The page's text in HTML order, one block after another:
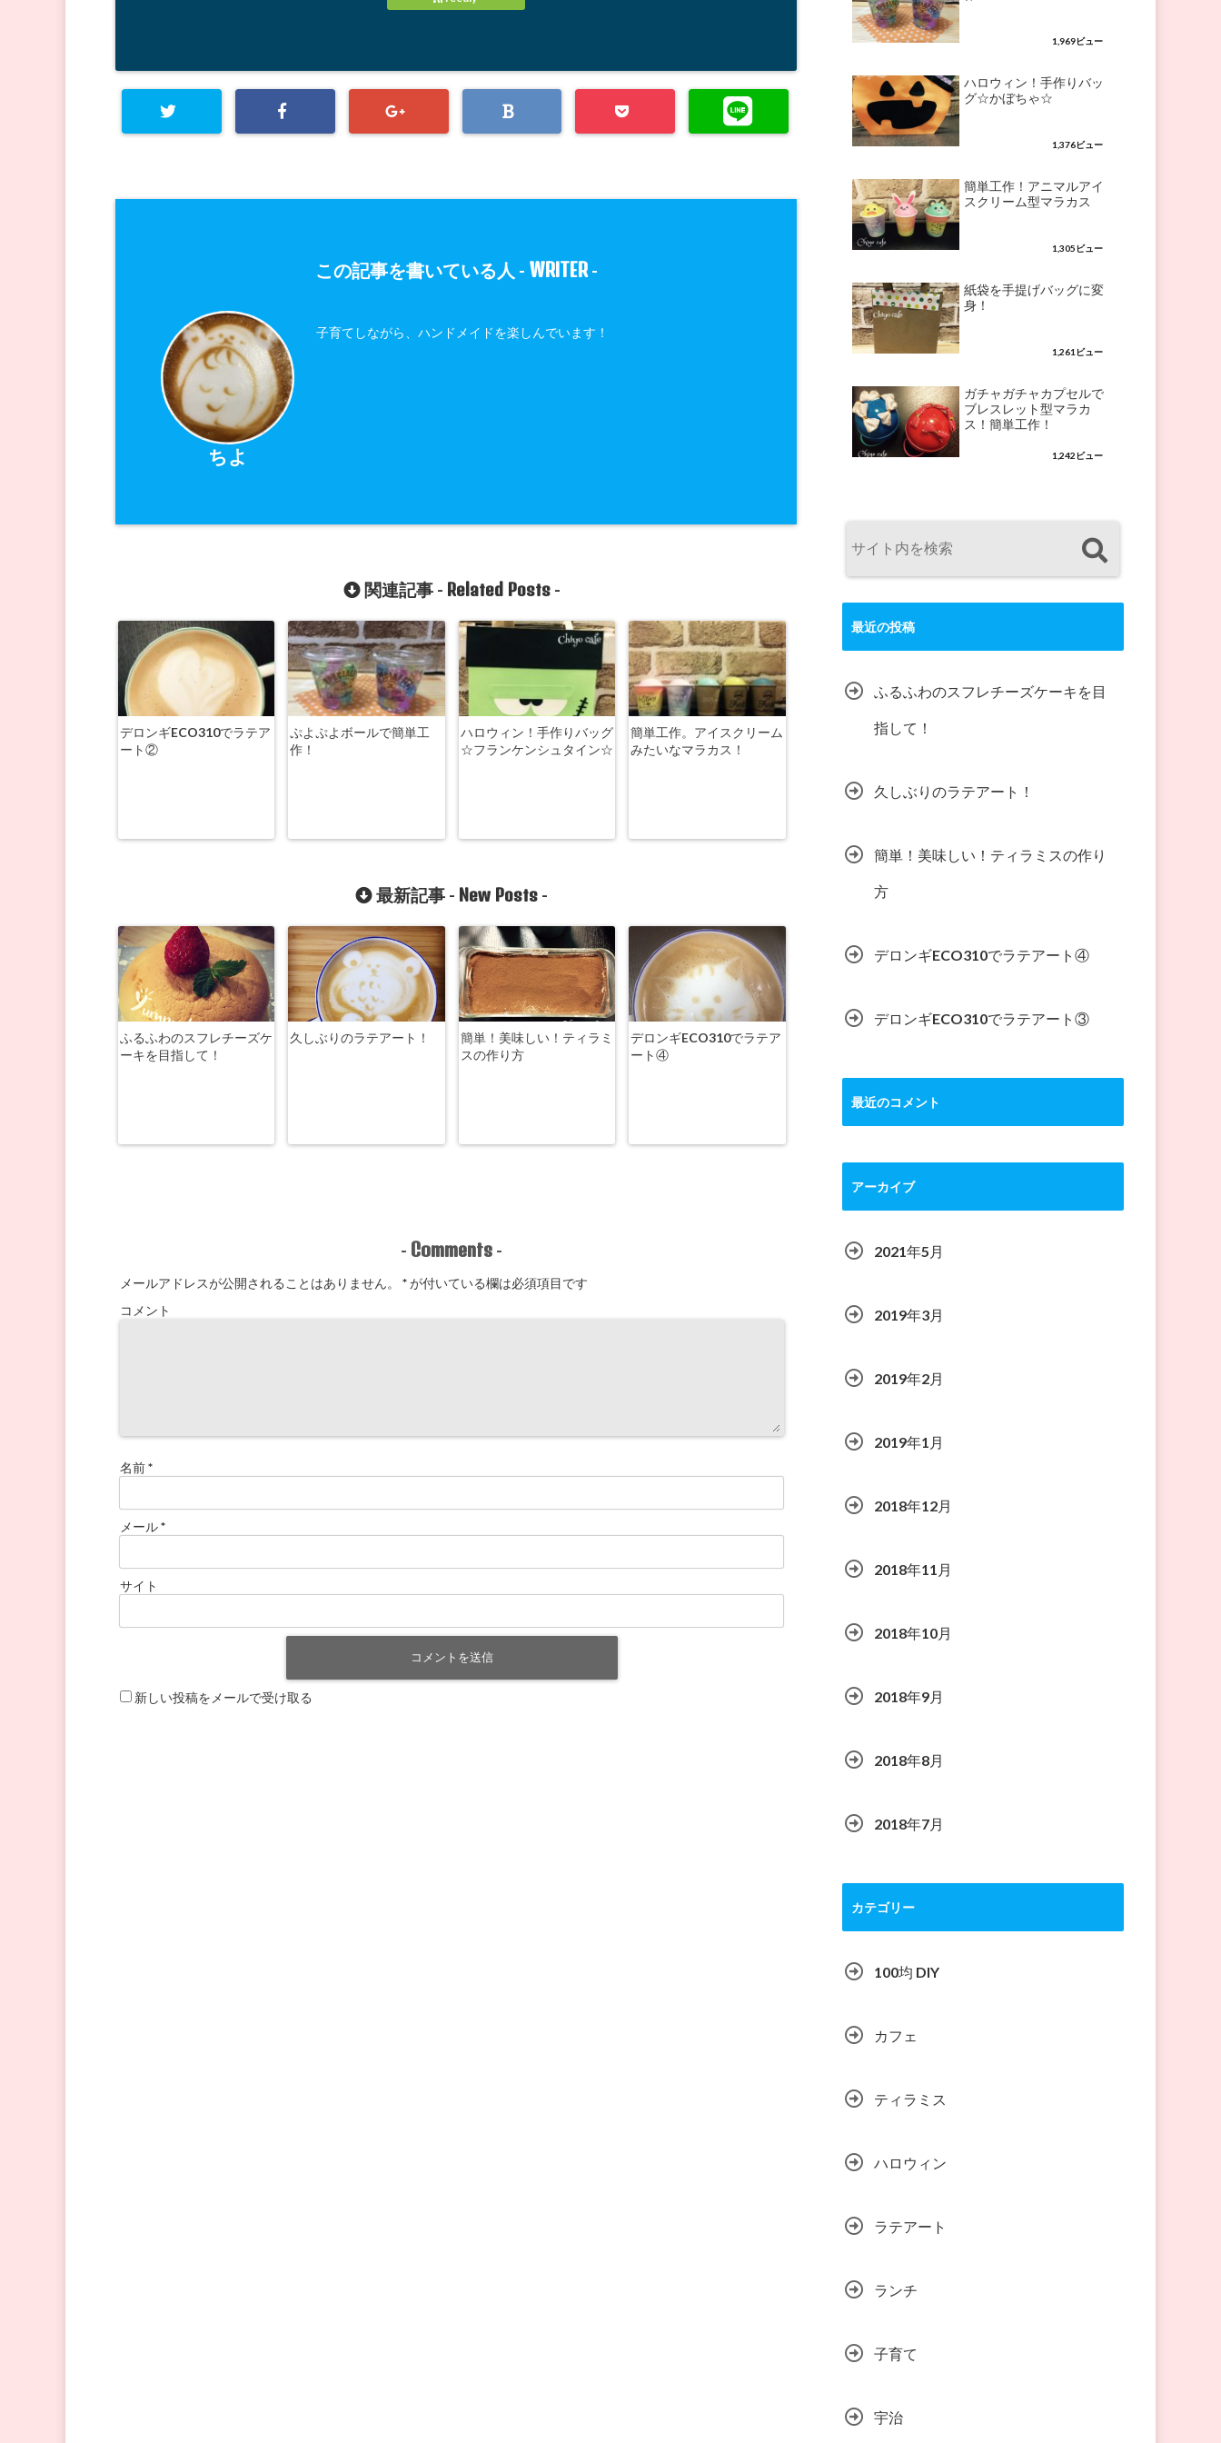
この記事を書いている人 - WRITER-
ちよ
子育てしながら、ハンドメイドを楽しんでいます！
関連記事 - Related Posts-
デロンギECO310でラテア
ート②
ぷよぷよボールで簡単工
作！
ハロウィン！手作りバッグ
☆フランケンシュタイン☆
簡単工作。アイスクリーム
みたいなマラカス！
最新記事 - New Posts -
ふるふわのスフレチーズケ
ーキを目指して！
久しぶりのラテアート！
簡単！美味しい！ティラミ
スの作り方
デロンギECO310でラテア
ート④
- Comments -
メールアドレスが公開されることはありません。 *が付いている欄は必須項目です
コメント
名前*
メール*
サイト
新しい投稿をメールで受け取る
1,969ビュー
ハロウィン！手作りバッ
グ☆かぼちゃ☆
1,376ビュー
簡単工作！アニマルアイ
スクリーム型マラカス
1,305ビュー
紙袋を手提げバッグに変
身！
1,261ビュー
ガチャガチャカプセルで
ブレスレット型マラカ
ス！簡単工作！
1,242ビュー
最近の投稿
ふるふわのスフレチーズケーキを目
指して！
久しぶりのラテアート！
簡単！美味しい！ティラミスの作り
方
デロンギECO310でラテアート④
デロンギECO310でラテアート③
最近のコメント
アーカイブ
2021年5月
2019年3月
2019年2月
2019年1月
2018年12月
2018年11月
2018年10月
2018年9月
2018年8月
2018年7月
カテゴリー
100均 DIY
カフェ
ティラミス
ハロウィン
ラテアート
ランチ
子育て
宇治